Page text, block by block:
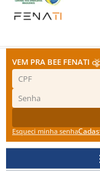
VEM PRA BEE FENATI
Esqueci minha senha